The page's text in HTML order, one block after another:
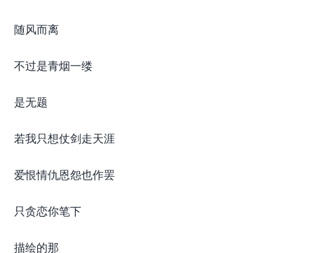
随风而离
不过是青烟一缕
是无题
若我只想仗剑走天涯
爱恨情仇恩怨也作罢
只贪恋你笔下
描绘的那